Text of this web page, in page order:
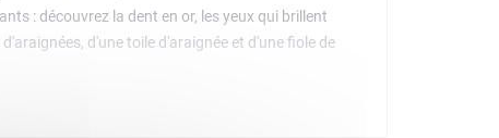
: découvrez la dent en or, les yeux qui brillent
d'une toile d'araignée et d'une fiole de
délicieusement sinistre pour les garçons, les